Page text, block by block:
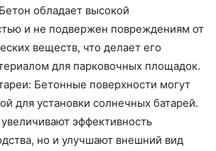
обладает высокой
и не подвержен повреждениям от
веществ, что делает его
для парковочных площадок.
Бетонные поверхности могут
для установки солнечных батарей.
эффективность
но и улучшают внешний вид